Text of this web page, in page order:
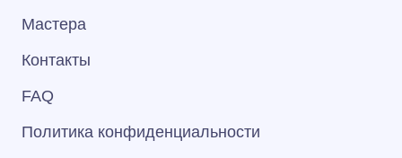
Мастера
Контакты
FAQ
Политика конфиденциальности